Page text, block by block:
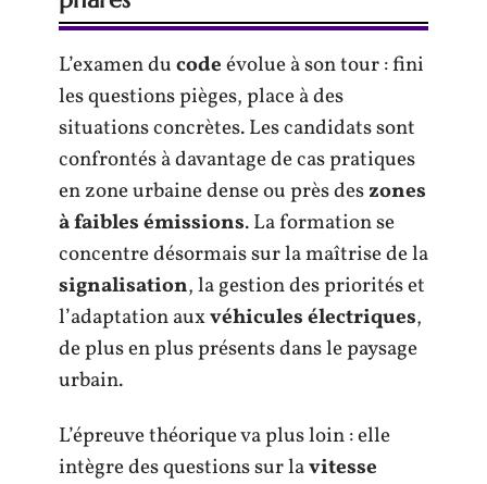
L’examen ducodeévolue à son tour : fini
les questions pièges, place à des
situations concrètes. Les candidats sont
confrontés à davantage de cas pratiques
en zone urbaine dense ou près deszones
à faibles émissions. La formation se
concentre désormais sur la maîtrise de la
signalisation, la gestion des priorités et
l’adaptation auxvéhicules électriques,
de plus en plus présents dans le paysage
urbain.
L’épreuve théorique va plus loin : elle
intègre des questions sur lavitesse